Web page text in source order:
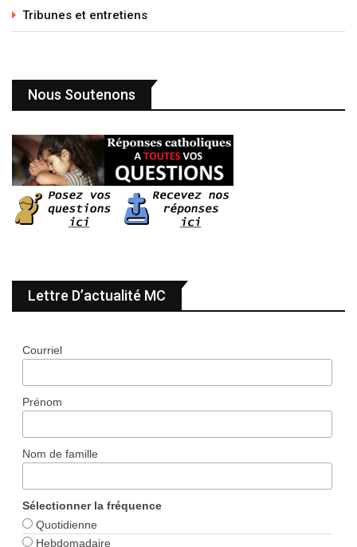
Tribunes et entretiens
Nous Soutenons
Lettre D’actualité MC
Courriel
Prénom
Nom de famille
Sélectionner la fréquence
Quotidienne
Hebdomadaire